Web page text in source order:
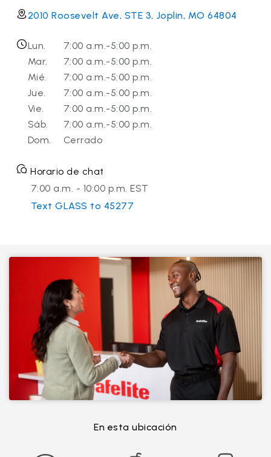
2010 Roosevelt Ave, STE 3, Joplin, MO 64804
Lun.
7:00 a.m.-5:00 p.m.
Mar.
7:00 a.m.-5:00 p.m.
Mié.
7:00 a.m.-5:00 p.m.
Jue.
7:00 a.m.-5:00 p.m.
Vie.
7:00 a.m.-5:00 p.m.
Sáb.
7:00 a.m.-5:00 p.m.
Dom.
Cerrado
Horario de chat
7:00 a.m. - 10:00 p.m. EST
Text GLASS to 45277
En esta ubicación